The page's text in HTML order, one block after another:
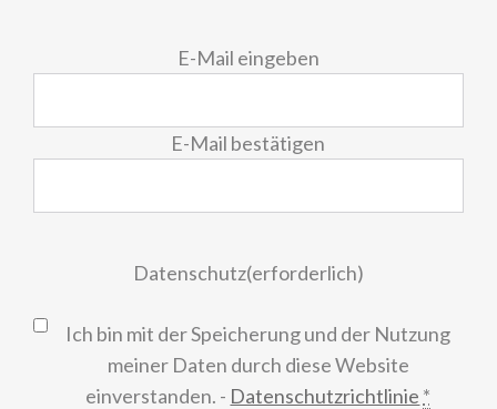
E-Mail eingeben
E-Mail bestätigen
Datenschutz(erforderlich)
Ich bin mit der Speicherung und der Nutzung
meiner Daten durch diese Website
einverstanden. - Datenschutzrichtlinie *